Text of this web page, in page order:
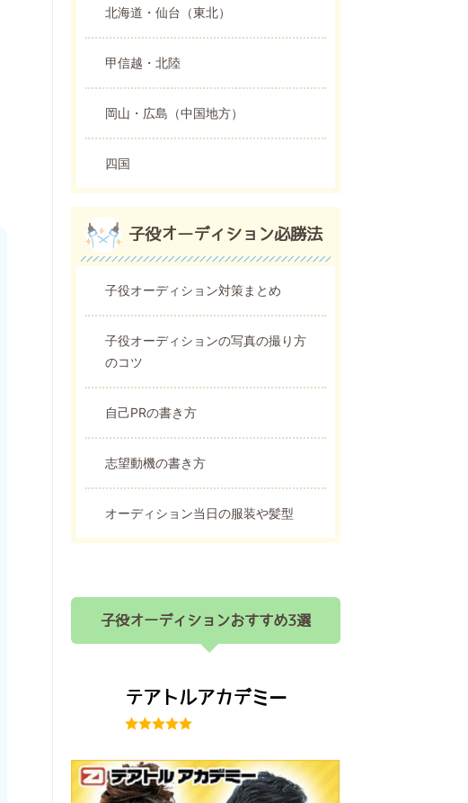
北海道・仙台（東北）
甲信越・北陸
岡山・広島（中国地方）
四国
子役オーディション必勝法
子役オーディション対策まとめ
子役オーディションの写真の撮り方
のコツ
自己PRの書き方
志望動機の書き方
オーディション当日の服装や髪型
子役オーディションおすすめ3選
テアトルアカデミー